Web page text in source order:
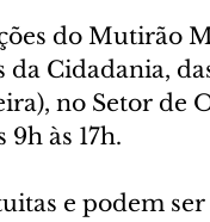
do Mutirão
da Cidadania,
no Setor de
às 17h.
e podem